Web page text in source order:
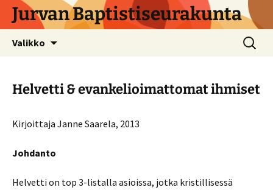
Siirry
sisältöön
Jurvan Baptistiseurakunta
Valikko Haku:
Helvetti & evankelioimattomat ihmiset
Kirjoittaja Janne Saarela, 2013
Johdanto
Helvetti on top 3-listalla asioissa, jotka kristillisessä